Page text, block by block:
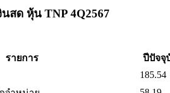
สด หุ้น TNP 4Q2567
รายการ
ปีปัจจุ
185.54